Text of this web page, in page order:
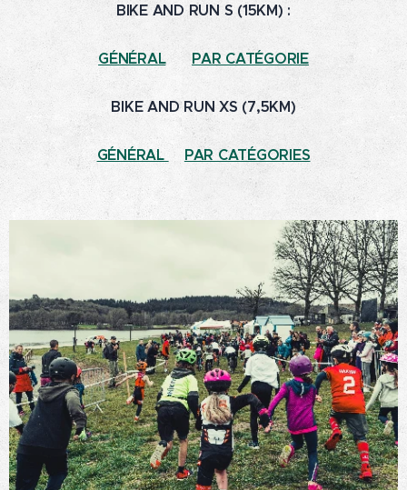
BIKE AND RUN S (15KM) :
GÉNÉRAL PAR CATÉGORIE
BIKE AND RUN XS (7,5KM)
GÉNÉRAL PAR CATÉGORIES